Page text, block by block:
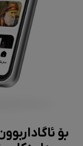
بۆ